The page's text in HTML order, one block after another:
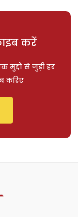
करें
मुद्दों से जुड़ी हर
करिए